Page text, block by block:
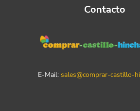
Contacto
E-Mail: sales@comprar-castillo-